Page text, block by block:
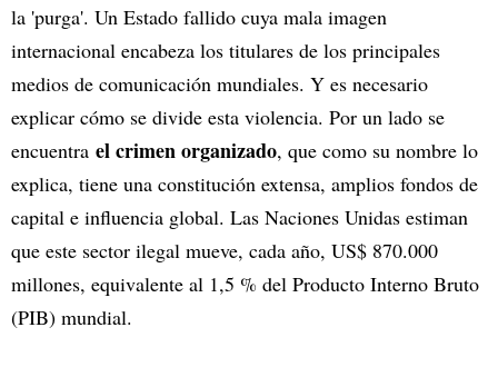
la 'purga'. Un Estado fallido cuya mala imagen
internacional encabeza los titulares de los principales
medios de comunicación mundiales. Y es necesario
explicar cómo se divide esta violencia. Por un lado se
encuentra el crimen organizado, que como su nombre lo
explica, tiene una constitución extensa, amplios fondos de
capital e influencia global. Las Naciones Unidas estiman
que este sector ilegal mueve, cada año, US$ 870.000
millones, equivalente al 1,5 % del Producto Interno Bruto
(PIB) mundial.